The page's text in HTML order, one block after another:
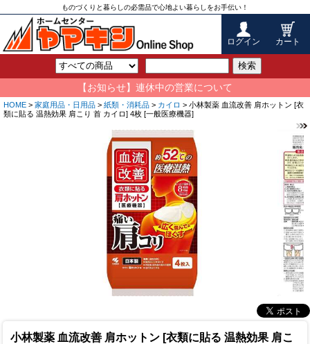
ものづくりと暮らしの必需品で心地よい暮らしをお手伝い！
ログイン カート
検索
【お知らせ】連休中の営業について
HOME > 家庭用品・日用品 > 紙類・消耗品 > カイロ > 小林製薬 血流改善 肩ホットン [衣
類に貼る 温熱効果 肩こり 首 カイロ] 4枚 [一般医療機器]
小林製薬 血流改善 肩ホットン [衣類に貼る 温熱効果 肩こ